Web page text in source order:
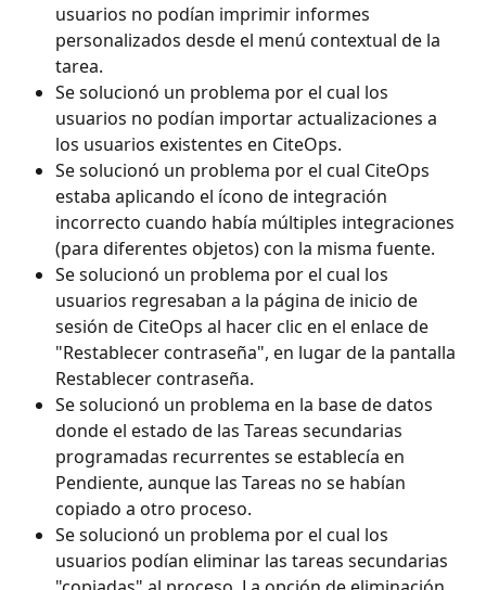
usuarios no podían imprimir informes
personalizados desde el menú contextual de la
tarea.
Se solucionó un problema por el cual los
usuarios no podían importar actualizaciones a
los usuarios existentes en CiteOps.
Se solucionó un problema por el cual CiteOps
estaba aplicando el ícono de integración
incorrecto cuando había múltiples integraciones
(para diferentes objetos) con la misma fuente.
Se solucionó un problema por el cual los
usuarios regresaban a la página de inicio de
sesión de CiteOps al hacer clic en el enlace de
"Restablecer contraseña", en lugar de la pantalla
Restablecer contraseña.
Se solucionó un problema en la base de datos
donde el estado de las Tareas secundarias
programadas recurrentes se establecía en
Pendiente, aunque las Tareas no se habían
copiado a otro proceso.
Se solucionó un problema por el cual los
usuarios podían eliminar las tareas secundarias